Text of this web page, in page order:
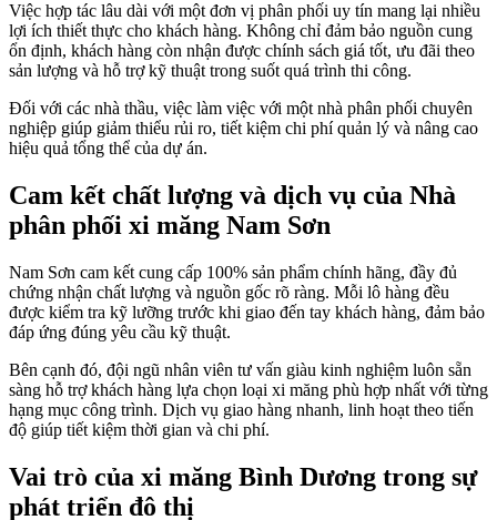
Việc hợp tác lâu dài với một đơn vị phân phối uy tín mang lại nhiều
lợi ích thiết thực cho khách hàng. Không chỉ đảm bảo nguồn cung
ổn định, khách hàng còn nhận được chính sách giá tốt, ưu đãi theo
sản lượng và hỗ trợ kỹ thuật trong suốt quá trình thi công.
Đối với các nhà thầu, việc làm việc với một nhà phân phối chuyên
nghiệp giúp giảm thiểu rủi ro, tiết kiệm chi phí quản lý và nâng cao
hiệu quả tổng thể của dự án.
Cam kết chất lượng và dịch vụ của Nhà
phân phối xi măng Nam Sơn
Nam Sơn cam kết cung cấp 100% sản phẩm chính hãng, đầy đủ
chứng nhận chất lượng và nguồn gốc rõ ràng. Mỗi lô hàng đều
được kiểm tra kỹ lưỡng trước khi giao đến tay khách hàng, đảm bảo
đáp ứng đúng yêu cầu kỹ thuật.
Bên cạnh đó, đội ngũ nhân viên tư vấn giàu kinh nghiệm luôn sẵn
sàng hỗ trợ khách hàng lựa chọn loại xi măng phù hợp nhất với từng
hạng mục công trình. Dịch vụ giao hàng nhanh, linh hoạt theo tiến
độ giúp tiết kiệm thời gian và chi phí.
Vai trò của xi măng Bình Dương trong sự
phát triển đô thị